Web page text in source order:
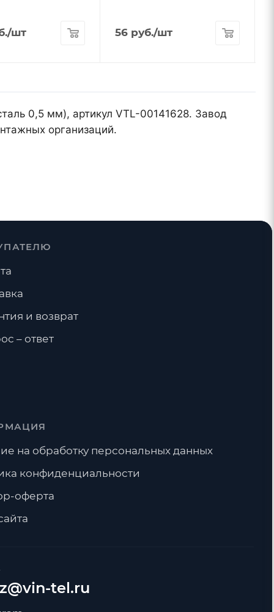
/шт 56 руб./шт
0,5 мм), артикул VTL-00141628. Завод
организаций.
tel.ru
и возврат
– ответ
на обработку персональных данных
конфиденциальности
оферта